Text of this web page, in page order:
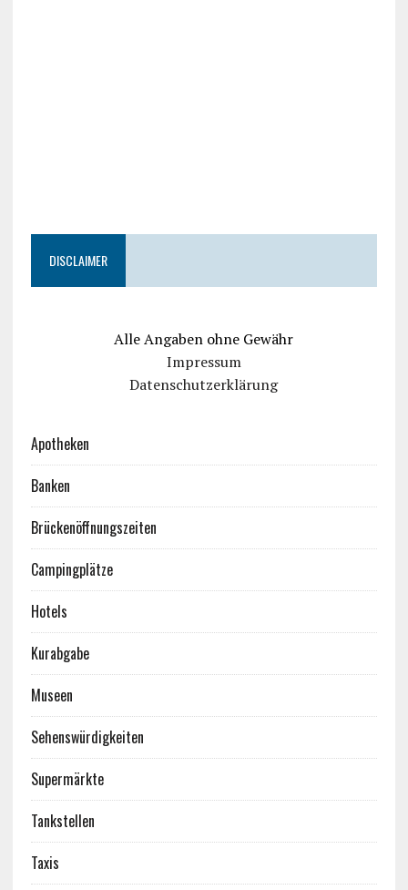
DISCLAIMER
Alle Angaben ohne Gewähr
Impressum
Datenschutzerklärung
Apotheken
Banken
Brückenöffnungszeiten
Campingplätze
Hotels
Kurabgabe
Museen
Sehenswürdigkeiten
Supermärkte
Tankstellen
Taxis